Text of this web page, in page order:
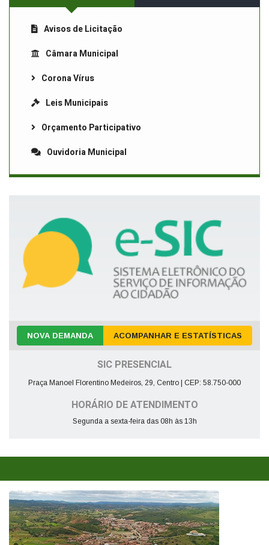
Avisos de Licitação
Câmara Municipal
Corona Vírus
Leis Municipais
Orçamento Participativo
Ouvidoria Municipal
NOVA DEMANDA ACOMPANHAR E ESTATÍSTICAS
SIC PRESENCIAL
Praça Manoel Florentino Medeiros, 29, Centro | CEP: 58.750-000
HORÁRIO DE ATENDIMENTO
Segunda a sexta-feira das 08h às 13h